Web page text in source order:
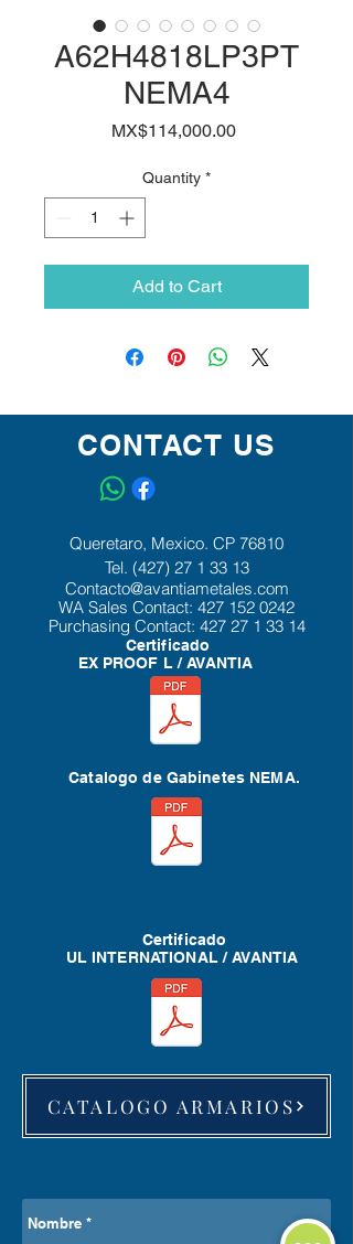
A62H4818LP3PT
NEMA4
MX$114,000.00Price
Quantity *
Add to Cart
CONTACT US
Queretaro, Mexico. CP 76810
Tel. (427) 27 1 33 13
Contacto@avantiametales.com
WA Sales Contact: 427 152 0242
Purchasing Contact: 427 27 1 33 14
Certificado
EX PROOF L / AVANTIA
Catalogo de Gabinetes NEMA.
Certificado
UL INTERNATIONAL / AVANTIA
CATALOGO ARMARIOS